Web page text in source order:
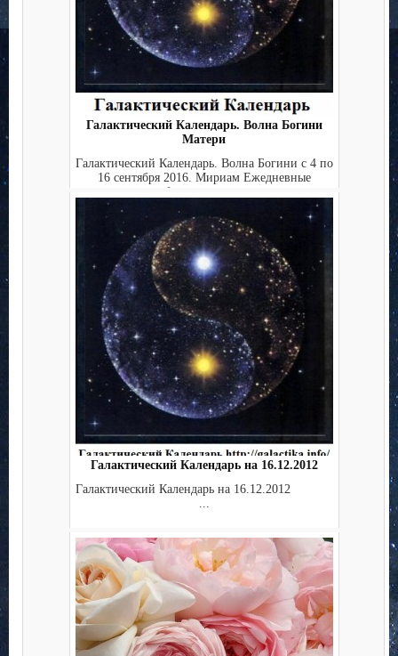
Галактический Календарь. Волна Богини
Матери
Галактический Календарь. Волна Богини с 4 по
16 сентября 2016. Мириам Ежедневные
публикации в это...
Галактический Календарь на 16.12.2012
Галактический Календарь на 16.12.2012